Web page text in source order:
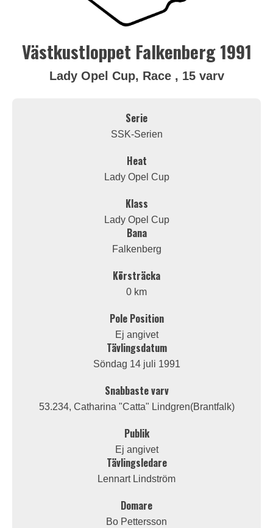
Västkustloppet Falkenberg 1991
Lady Opel Cup, Race , 15 varv
Serie
SSK-Serien
Heat
Lady Opel Cup
Klass
Lady Opel Cup
Bana
Falkenberg
Körsträcka
0 km
Pole Position
Ej angivet
Tävlingsdatum
Söndag 14 juli 1991
Snabbaste varv
53.234, Catharina "Catta" Lindgren(Brantfalk)
Publik
Ej angivet
Tävlingsledare
Lennart Lindström
Domare
Bo Pettersson